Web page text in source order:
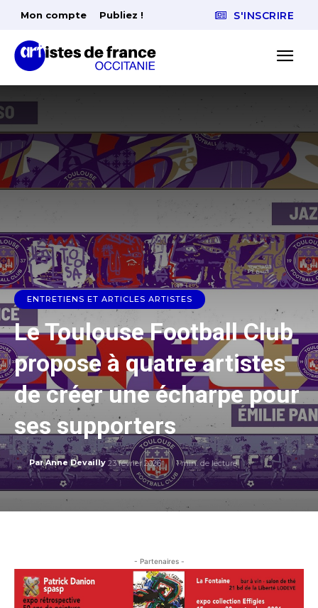
Mon compte Publiez ! S'INSCRIRE
ENTRETIENS ET ARTICLES ARTISTES
Le Toulouse Football Club
propose à quatre artistes
de créer une écharpe pour
ses supporters
Par Anne Devailly 23 février 2026 1min. de lecture
- Partenaires -